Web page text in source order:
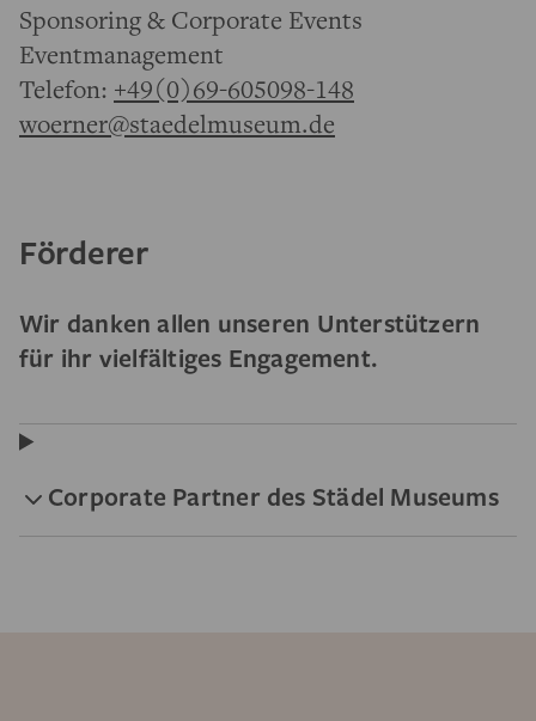
Sponsoring & Corporate Events
Eventmanagement
Telefon: +49(0)69-605098-148
woerner@staedelmuseum.de
Förderer
Wir danken allen unseren Unterstützern
für ihr vielfältiges Engagement.
Corporate Partner des Städel Museums